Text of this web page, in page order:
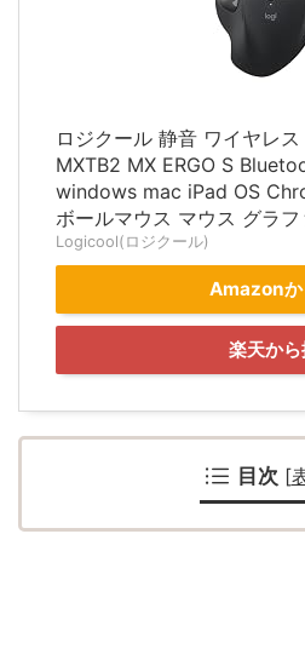
ロジクール 静音 ワイヤレ
MXTB2 MX ERGO S
windows mac iPad OS
ボールマウス マウス グラ
Logicool(ロジクール)
Amazonか
楽天か
目次 [